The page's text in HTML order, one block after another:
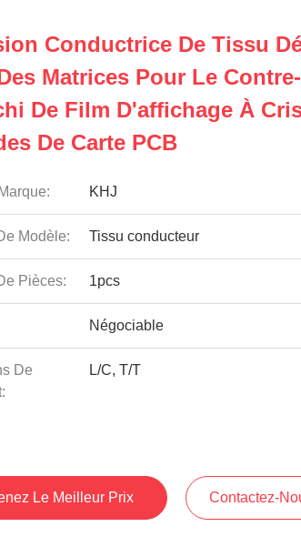
Conductrice De Tissu
Matrices Pour Le
De Film D'affichage À
De Carte PCB
KHJ
Modèle: Tissu conducteur
Pièces: 1pcs
Négociable
De
L/C, T/T
Le Meilleur Prix Contactez-